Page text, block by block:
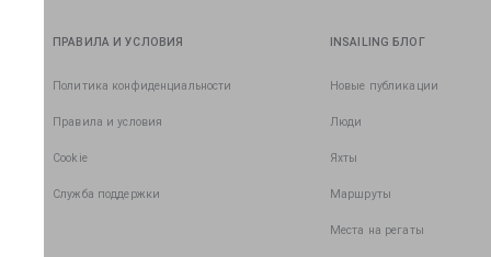
ПРАВИЛА И УСЛОВИЯ
Политика конфиденциальности
Правила и условия
Cookie
Служба поддержки
INSAILING БЛОГ
Новые публикации
Люди
Яхты
Маршруты
Места на регаты